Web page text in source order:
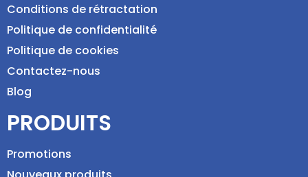
Conditions de rétractation
Politique de confidentialité
Politique de cookies
Contactez-nous
Blog
PRODUITS
Promotions